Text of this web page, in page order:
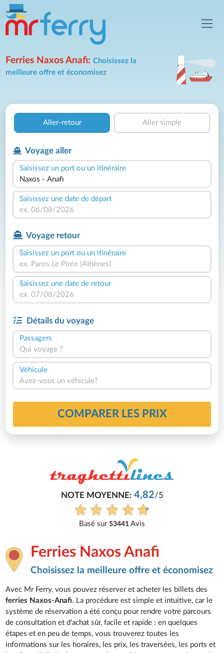
Ferries Naxos Anafi:Choisissez la
meilleure offre et économisez
Aller-retour Aller simple
Voyage aller
Saisissez un port ou un itinéraire
Saisissez une date de départ
Voyage retour
Saisissez un port ou un itinéraire
Saisissez une date de retour
Détails du voyage
Passagers
Qui voyage ?
Véhicule
Avez-vous un véhicule?
COMPARER LES PRIX
NOTE MOYENNE:4,82/5
Basé sur 53441 Avis
Ferries Naxos Anafi
Choisissez la meilleure offre et économisez
Avec Mr Ferry, vous pouvez réserver et acheter les billets des
ferries Naxos-Anafi. La procédure est simple et intuitive, car le
système de réservation a été conçu pour rendre votre parcours
de consultation et d'achat sûr, facile et rapide : en quelques
étapes et en peu de temps, vous trouverez toutes les
informations sur les horaires, les prix, les traversées, les ports et